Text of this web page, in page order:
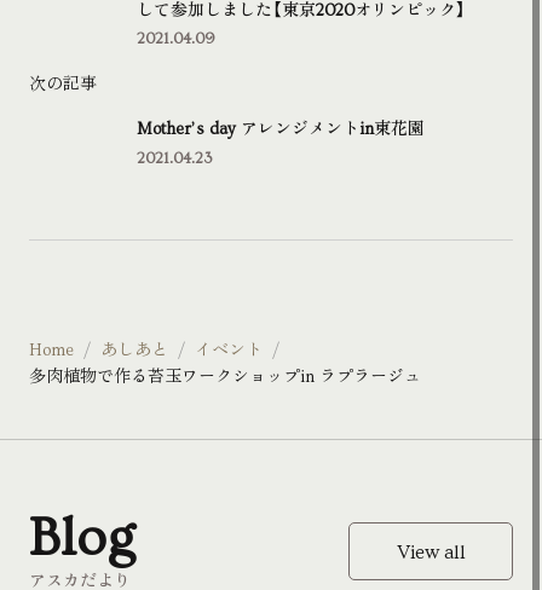
して参加しました【東京2020オリンピック】
2021.04.09
次の記事
Mother’s day アレンジメントin東花園
2021.04.23
Home あしあと
イベント
多肉植物で作る苔玉ワークショップin ラプラージュ
アスカだより
Blog View all